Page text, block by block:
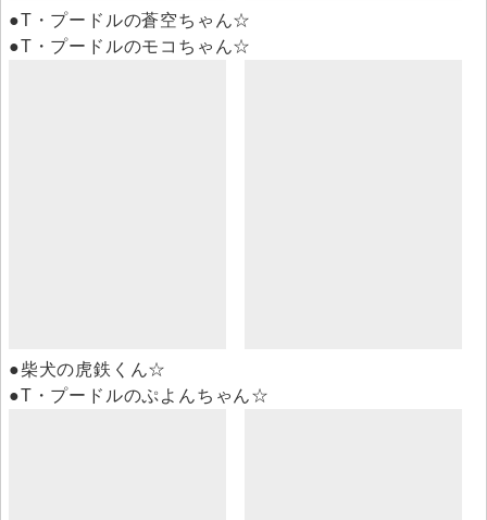
●T・プードルの蒼空ちゃん☆
●T・プードルのモコちゃん☆
●柴犬の虎鉄くん☆
●T・プードルのぷよんちゃん☆